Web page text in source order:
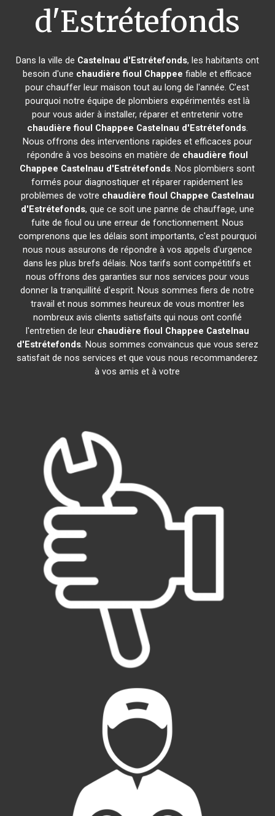
d'Estrétefonds
Dans la ville de Castelnau d'Estrétefonds, les habitants ont
besoin d'une chaudière fioul Chappee fiable et efficace
pour chauffer leur maison tout au long de l'année. C'est
pourquoi notre équipe de plombiers expérimentés est là
pour vous aider à installer, réparer et entretenir votre
chaudière fioul Chappee Castelnau d'Estrétefonds.
Nous offrons des interventions rapides et efficaces pour
répondre à vos besoins en matière de chaudière fioul
Chappee Castelnau d'Estrétefonds. Nos plombiers sont
formés pour diagnostiquer et réparer rapidement les
problèmes de votre chaudière fioul Chappee Castelnau
d'Estrétefonds, que ce soit une panne de chauffage, une
fuite de fioul ou une erreur de fonctionnement. Nous
comprenons que les délais sont importants, c'est pourquoi
nous nous assurons de répondre à vos appels d'urgence
dans les plus brefs délais. Nos tarifs sont compétitifs et
nous offrons des garanties sur nos services pour vous
donner la tranquillité d'esprit. Nous sommes fiers de notre
travail et nous sommes heureux de vous montrer les
nombreux avis clients satisfaits qui nous ont confié
l'entretien de leur chaudière fioul Chappee Castelnau
d'Estrétefonds. Nous sommes convaincus que vous serez
satisfait de nos services et que vous nous recommanderez
à vos amis et à votre